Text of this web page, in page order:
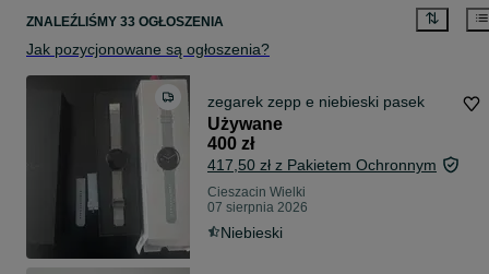
ZNALEŹLIŚMY 33 OGŁOSZENIA
Jak pozycjonowane są ogłoszenia?
zegarek zepp e niebieski pasek
Używane
400 zł
417,50 zł z Pakietem Ochronnym
Cieszacin Wielki
07 sierpnia 2026
Niebieski